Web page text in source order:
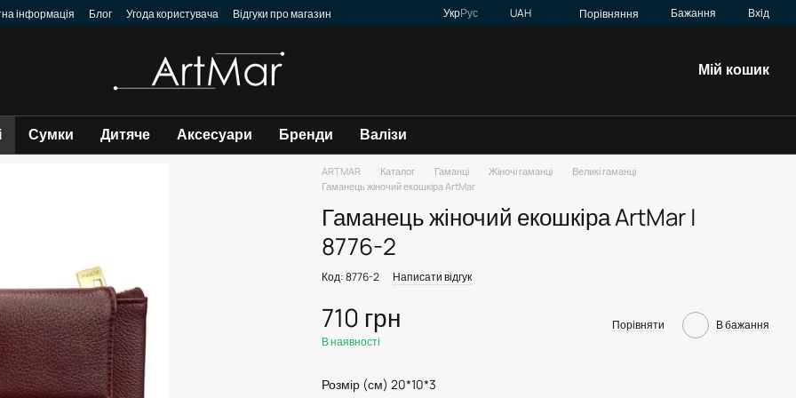
інформація Блог Угода користувача
Відгуки про магазин
УкрРус UAH Порівняння Бажання Вхід
Мій кошик
Сумки Дитяче Аксесуари Бренди Валізи
ARTMAR Каталог Гаманці Жіночі гаманці
Великі гаманці
Гаманець жіночий екошкіра ArtMar
Гаманець жіночий екошкіра ArtMar |
8776-2
Код: 8776-2 Написати відгук
710 грн
В наявності
Порівняти В бажання
Розмір (см) 20*10*3